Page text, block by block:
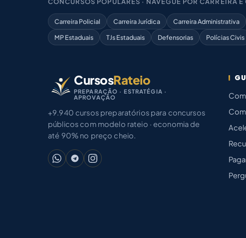
Carreira Policial Carreira Jurídica Carreira Administrativa
MP Estaduais
TJs Estaduais Defensorias Polícias Civis
CursosRateio
PREPARAÇÃO · ESTRATÉGIA ·
APROVAÇÃO
+9.940 cursos preparatórios para concursos
públicos com modelo rateio · economia de
até 90% no preço cheio.